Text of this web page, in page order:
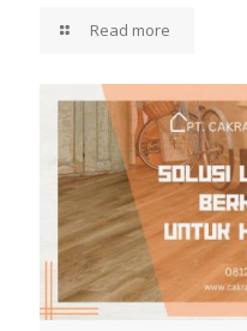
Read more